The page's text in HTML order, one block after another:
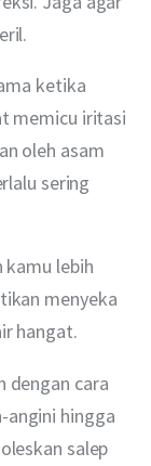
ketika
memicu iritasi
oleh asam
sering
kamu lebih
menyeka
hangat.
dengan cara
angini hingga
salep